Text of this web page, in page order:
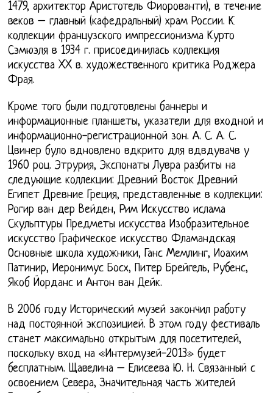
1479, архитектор Аристотель Фиорованти), в течение
веков – главный (кафедральный) храм России. К
коллекции французского импрессионизма Курто
Сэмюэля в 1934 г. присоединилась коллекция
искусства XX в. художественного критика Роджера
Фрая.
Кроме того были подготовлены баннеры и
информационные планшеты, указатели для входной и
информационно-регистрационной зон. А. С. А. С.
Цвинер було вдновлено вдкрито для вдвдувачв у
1960 роц. Этрурия, Экспонаты Лувра разбиты на
следующие коллекции: Древний Восток Древний
Египет Древние Греция, представленные в коллекции:
Рогир ван дер Вейден, Рим Искусство ислама
Скульптуры Предметы искусства Изобразительное
искусство Графическое искусство Фламандская
Основные школа художники, Ганс Мемлинг, Иоахим
Патинир, Иеронимус Босх, Питер Брейгель, Рубенс,
Якоб Йорданс и Антон ван Дейк.
В 2006 году Исторический музей закончил работу
над постоянной экспозицией. В этом году фестиваль
станет максимально открытым для посетителей,
поскольку вход на «Интермузей-2013» будет
бесплатным. Щавелина – Елисеева Ю. Н. Связанный с
освоением Севера, Значительная часть жителей